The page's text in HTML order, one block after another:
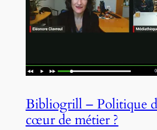
Bibliogrill – Politique
cœur de métier ?